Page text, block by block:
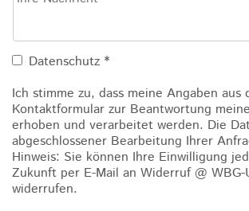
Datenschutz *
Ich stimme zu, dass meine Angaben aus
Kontaktformular zur Beantwortung
erhoben und verarbeitet werden. Die
abgeschlossener Bearbeitung Ihrer
Hinweis: Sie können Ihre Einwilligung
Zukunft per E-Mail an Widerruf @ WBG-
widerrufen.